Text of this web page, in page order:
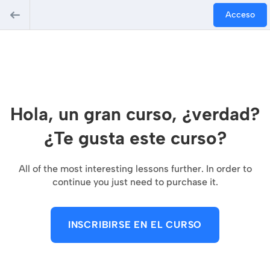
Acceso
Hola, un gran curso, ¿verdad?
¿Te gusta este curso?
All of the most interesting lessons further. In order to
continue you just need to purchase it.
INSCRIBIRSE EN EL CURSO